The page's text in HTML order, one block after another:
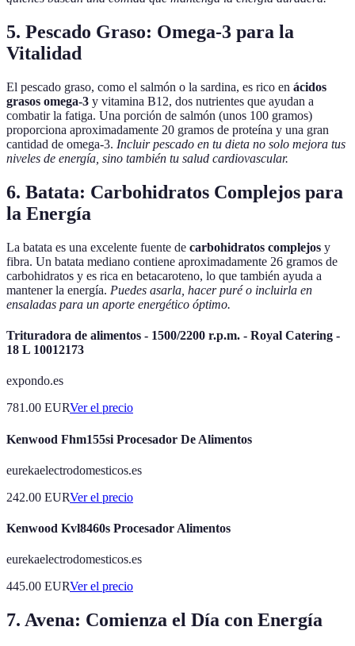
5. Pescado Graso: Omega-3 para la
Vitalidad
El pescado graso, como el salmón o la sardina, es rico en ácidos
grasos omega-3 y vitamina B12, dos nutrientes que ayudan a
combatir la fatiga. Una porción de salmón (unos 100 gramos)
proporciona aproximadamente 20 gramos de proteína y una gran
cantidad de omega-3. Incluir pescado en tu dieta no solo mejora tus
niveles de energía, sino también tu salud cardiovascular.
6. Batata: Carbohidratos Complejos para
la Energía
La batata es una excelente fuente de carbohidratos complejos y
fibra. Un batata mediano contiene aproximadamente 26 gramos de
carbohidratos y es rica en betacaroteno, lo que también ayuda a
mantener la energía. Puedes asarla, hacer puré o incluirla en
ensaladas para un aporte energético óptimo.
Trituradora de alimentos - 1500/2200 r.p.m. - Royal Catering -
18 L 10012173
expondo.es
781.00 EURVer el precio
Kenwood Fhm155si Procesador De Alimentos
eurekaelectrodomesticos.es
242.00 EURVer el precio
Kenwood Kvl8460s Procesador Alimentos
eurekaelectrodomesticos.es
445.00 EURVer el precio
7. Avena: Comienza el Día con Energía